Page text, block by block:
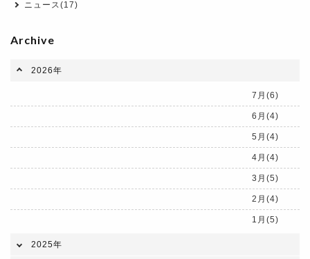
ニュース(17)
Archive
2026年
7月(6)
6月(4)
5月(4)
4月(4)
3月(5)
2月(4)
1月(5)
2025年